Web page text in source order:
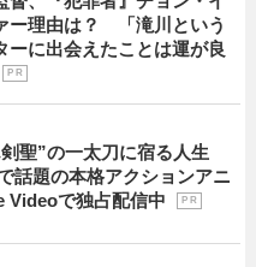
ー理由は？ 「滝川という
ーに出会えたことは運が良
P R
聖”の一太刀に宿る人生
題の本格アクションアニ
Videoで独占配信中
P R